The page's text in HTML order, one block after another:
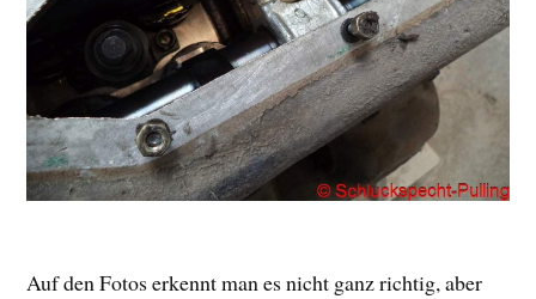
Auf den Fotos erkennt man es nicht ganz richtig, aber